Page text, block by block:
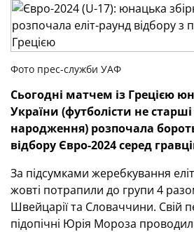
Фото прес-служби УАФ
Сьогодні матчем із Грецією
України (футболісти не
народження) розпочала
відбору Євро-2024 серед
За підсумками жеребкування
жовті потрапили до групи 4
Швейцарії та Словаччини. Свій
підопічні Юрія Мороза